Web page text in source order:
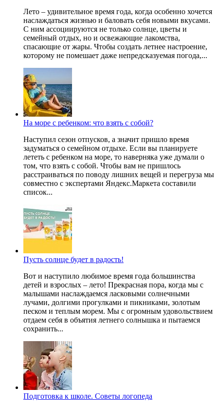
Лето – удивительное время года, когда особенно хочется
наслаждаться жизнью и баловать себя новыми вкусами.
С ним ассоциируются не только солнце, цветы и
семейный отдых, но и освежающие лакомства,
спасающие от жары. Чтобы создать летнее настроение,
которому не помешает даже непредсказуемая погода,...
На море с ребенком: что взять с собой?
Наступил сезон отпусков, а значит пришло время
задуматься о семейном отдыхе. Если вы планируете
лететь с ребенком на море, то наверняка уже думали о
том, что взять с собой. Чтобы вам не пришлось
расстраиваться по поводу лишних вещей и перегруза мы
совместно с экспертами Яндекс.Маркета составили
список...
Пусть солнце будет в радость!
Вот и наступило любимое время года большинства
детей и взрослых – лето! Прекрасная пора, когда мы с
малышами наслаждаемся ласковыми солнечными
лучами, долгими прогулками и пикниками, золотым
песком и теплым морем. Мы с огромным удовольствием
отдаем себя в объятия летнего солнышка и пытаемся
сохранить...
Подготовка к школе. Советы логопеда